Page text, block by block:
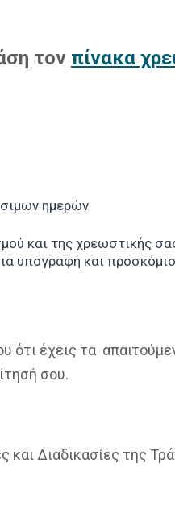
τον πίνακα
ημερών
και της χρεωστικής
υπογραφή και
έχεις τα
σου.
και Διαδικασίες της